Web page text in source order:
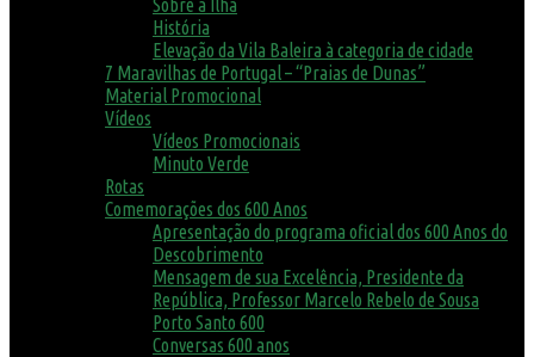
Sobre a Ilha
História
Elevação da Vila Baleira à categoria de cidade
7 Maravilhas de Portugal – “Praias de Dunas”
Material Promocional
Vídeos
Vídeos Promocionais
Minuto Verde
Rotas
Comemorações dos 600 Anos
Apresentação do programa oficial dos 600 Anos do
Descobrimento
Mensagem de sua Excelência, Presidente da
República, Professor Marcelo Rebelo de Sousa
Porto Santo 600
Conversas 600 anos